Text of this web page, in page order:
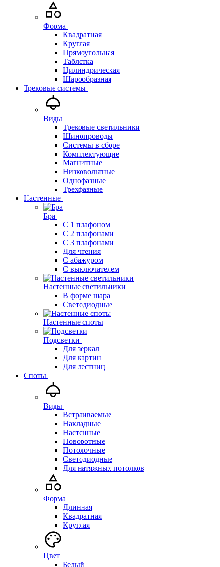
Форма
Квадратная
Круглая
Прямоугольная
Таблетка
Цилиндрическая
Шарообразная
Трековые системы
Виды
Трековые светильники
Шинопроводы
Системы в сборе
Комплектующие
Магнитные
Низковольтные
Однофазные
Трехфазные
Настенные
Бра
С 1 плафоном
С 2 плафонами
С 3 плафонами
Для чтения
С абажуром
С выключателем
Настенные светильники
В форме шара
Светодиодные
Настенные споты
Подсветки
Для зеркал
Для картин
Для лестниц
Споты
Виды
Встраиваемые
Накладные
Настенные
Поворотные
Потолочные
Светодиодные
Для натяжных потолков
Форма
Длинная
Квадратная
Круглая
Цвет
Белый